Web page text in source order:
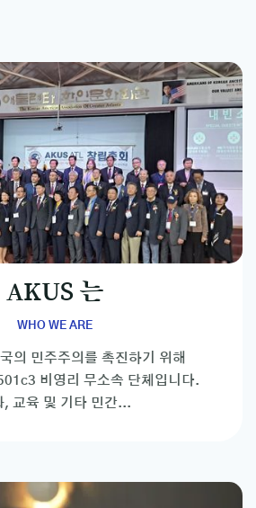
AKUS 는
WHO WE ARE
의 민주주의를 촉진하기 위해
비영리 무소속 단체입니다.
, 교육 및 기타 민간...